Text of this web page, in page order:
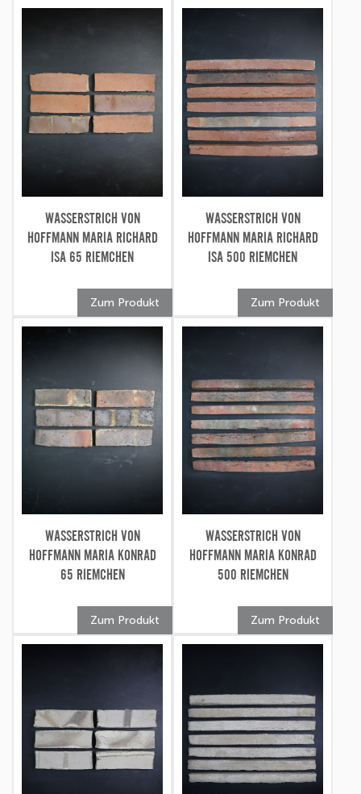
WASSERSTRICH VON
HOFFMANN MARIA RICHARD
ISA 65 RIEMCHEN
Zum Produkt
WASSERSTRICH VON
HOFFMANN MARIA RICHARD
ISA 500 RIEMCHEN
Zum Produkt
WASSERSTRICH VON
HOFFMANN MARIA KONRAD
65 RIEMCHEN
Zum Produkt
WASSERSTRICH VON
HOFFMANN MARIA KONRAD
500 RIEMCHEN
Zum Produkt